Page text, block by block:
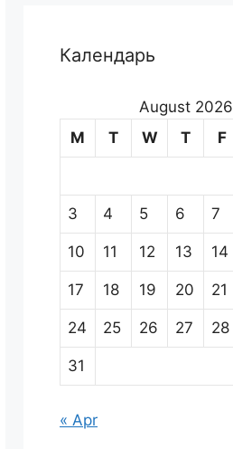
Календарь
August 2026
M
T W T F
3 4 5 6 7
10 11 12 13 14
17 18 19 20 21
24 25 26 27 28
31
« Apr